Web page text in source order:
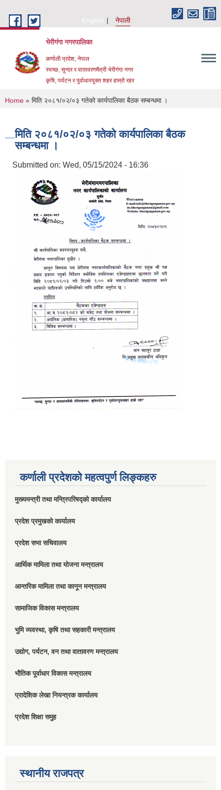
English
नेपाली
भेरीगंगा नगरपालिका
कर्णाली प्रदेश, नेपाल
स्वच्छ, सुन्दर र वातावरणमैत्री भेरीगंगा नगर
कृषि, पर्यटन र पुर्वाधारयुक्त शहर हाम्रो रहर
You are here
Home » मिति २०८१/०२/०३ गतेको कार्यपालिका बैठक सम्बन्धमा ।
मिति २०८१/०२/०३ गतेको कार्यपालिका बैठक
सम्बन्धमा ।
Submitted on: Wed, 05/15/2024 - 16:36
कर्णाली प्रदेशको महत्वपुर्ण लिङ्कहरु
मुख्यमन्त्री तथा मन्त्रिपरिषद्को कार्यालय
प्रदेश प्रमुखको कार्यालय
प्रदेश सभा सचिवालय
आर्थिक मामिला तथा योजना मन्त्रालय
आन्तरिक मामिला तथा कानून मन्त्रालय
सामाजिक विकास मन्त्रालय
भुमि व्यवस्था, कृषि तथा सहकारी मन्त्रालय
उद्योग, पर्यटन, वन तथा वातावरण मन्त्रालय
भौतिक पूर्वाधार विकास मन्त्रालय
प्रादेशिक लेखा नियन्त्रक कार्यालय
प्रदेश शिक्षा समुह
स्थानीय राजपत्र